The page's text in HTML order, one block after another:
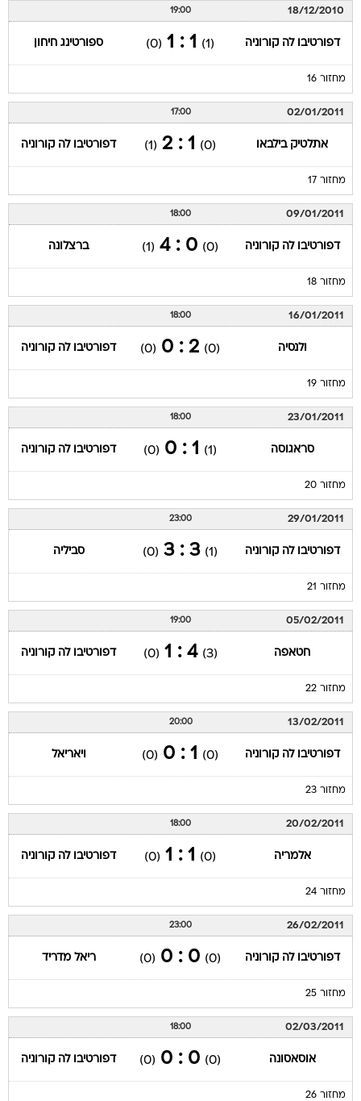
18/12/2010
19:00
דפורטיבו לה קורוניה (1)
1 : 1
(0) ספורטינג חיחון
מחזור 16
02/01/2011
17:00
אתלטיק בילבאו (0)
1 : 2
(1) דפורטיבו לה קורוניה
מחזור 17
09/01/2011
18:00
דפורטיבו לה קורוניה (0)
0 : 4
(1) ברצלונה
מחזור 18
16/01/2011
18:00
ולנסיה (0)
2 : 0
(0) דפורטיבו לה קורוניה
מחזור 19
23/01/2011
18:00
סראגוסה (1)
1 : 0
(0) דפורטיבו לה קורוניה
מחזור 20
29/01/2011
23:00
דפורטיבו לה קורוניה (1)
3 : 3
(0) סביליה
מחזור 21
05/02/2011
19:00
חטאפה (3)
4 : 1
(0) דפורטיבו לה קורוניה
מחזור 22
13/02/2011
20:00
דפורטיבו לה קורוניה (0)
1 : 0
(0) ויאריאל
מחזור 23
20/02/2011
18:00
אלמריה (0)
1 : 1
(0) דפורטיבו לה קורוניה
מחזור 24
26/02/2011
23:00
דפורטיבו לה קורוניה (0)
0 : 0
(0) ריאל מדריד
מחזור 25
02/03/2011
18:00
אוסאסונה (0)
0 : 0
(0) דפורטיבו לה קורוניה
מחזור 26